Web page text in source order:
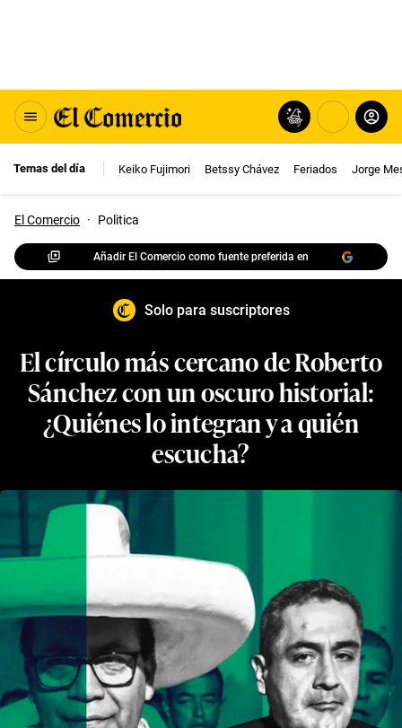
Temas del día Keiko Fujimori Betssy Chávez Feriados Jorge
El Comercio · Politica
Añadir El Comercio como fuente preferida en
Solo para suscriptores
El círculo más cercano de Roberto
Sánchez con un oscuro historial:
¿Quiénes lo integran y a quién
escucha?